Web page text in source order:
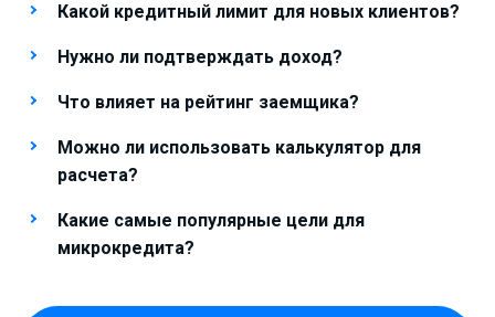
Какой кредитный лимит для новых клиентов?
Нужно ли подтверждать доход?
Что влияет на рейтинг заемщика?
Можно ли использовать калькулятор для
расчета?
Какие самые популярные цели для
микрокредита?